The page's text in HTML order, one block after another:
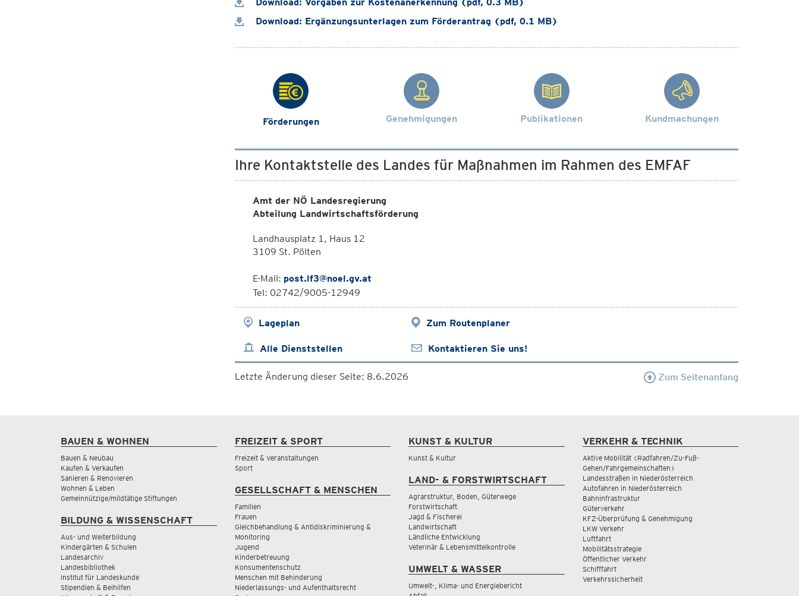
Download: Ergänzungsunterlagen zum Förderantrag (pdf, 0.1 MB)
Förderungen Genehmigungen Publikationen Kundmachungen
Ihre Kontaktstelle des Landes für Maßnahmen im Rahmen des EMFAF
Amt der NÖ Landesregierung
Abteilung Landwirtschaftsförderung
Landhausplatz 1, Haus 12
3109 St. Pölten
E-Mail: post.lf3@noel.gv.at
Tel: 02742/9005-12949
Lageplan Zum Routenplaner
Alle Dienststellen Kontaktieren Sie uns!
Letzte Änderung dieser Seite: 8.6.2026 Zum Seitenanfang
BAUEN & WOHNEN
Bauen & Neubau
Kaufen & Verkaufen
Sanieren & Renovieren
Wohnen & Leben
Gemeinnützige/mildtätige Stiftungen
BILDUNG & WISSENSCHAFT
Aus- und Weiterbildung
Kindergärten & Schulen
Landesarchiv
Landesbibliothek
Institut für Landeskunde
Stipendien & Beihilfen
FREIZEIT & SPORT
Freizeit & Veranstaltungen
Sport
GESELLSCHAFT & MENSCHEN
Familien
Frauen
Gleichbehandlung & Antidiskriminierung &
Monitoring
Jugend
Kinderbetreuung
Konsumentenschutz
Menschen mit Behinderung
Niederlassungs- und Aufenthaltsrecht
KUNST & KULTUR
Kunst & Kultur
LAND- & FORSTWIRTSCHAFT
Agrarstruktur, Boden, Güterwege
Forstwirtschaft
Jagd & Fischerei
Landwirtschaft
Ländliche Entwicklung
Veterinär & Lebensmittelkontrolle
UMWELT & WASSER
Umwelt-, Klima- und Energiebericht
VERKEHR & TECHNIK
Aktive Mobilität (Radfahren/Zu-Fuß-
Gehen/Fahrgemeinschaften)
Landesstraßen in Niederösterreich
Autofahren in Niederösterreich
Bahninfrastruktur
Güterverkehr
KFZ-Überprüfung & Genehmigung
LKW Verkehr
Luftfahrt
Mobilitätsstrategie
Öffentlicher Verkehr
Schifffahrt
Verkehrssicherheit